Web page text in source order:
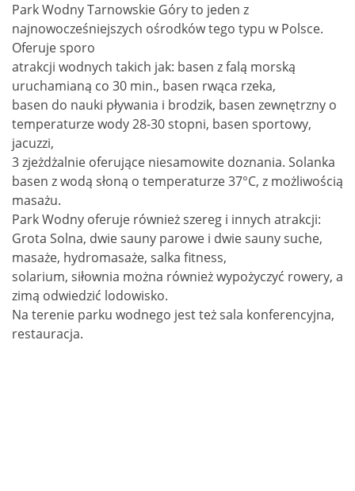
Park Wodny Tarnowskie Góry to jeden z
najnowocześniejszych ośrodków tego typu w Polsce.
Oferuje sporo
atrakcji wodnych takich jak: basen z falą morską
uruchamianą co 30 min., basen rwąca rzeka,
basen do nauki pływania i brodzik, basen zewnętrzny o
temperaturze wody 28-30 stopni, basen sportowy,
jacuzzi,
3 zjeżdżalnie oferujące niesamowite doznania. Solanka
basen z wodą słoną o temperaturze 37°C, z możliwością
masażu.
Park Wodny oferuje również szereg i innych atrakcji:
Grota Solna, dwie sauny parowe i dwie sauny suche,
masaże, hydromasaże, salka fitness,
solarium, siłownia można również wypożyczyć rowery, a
zimą odwiedzić lodowisko.
Na terenie parku wodnego jest też sala konferencyjna,
restauracja.